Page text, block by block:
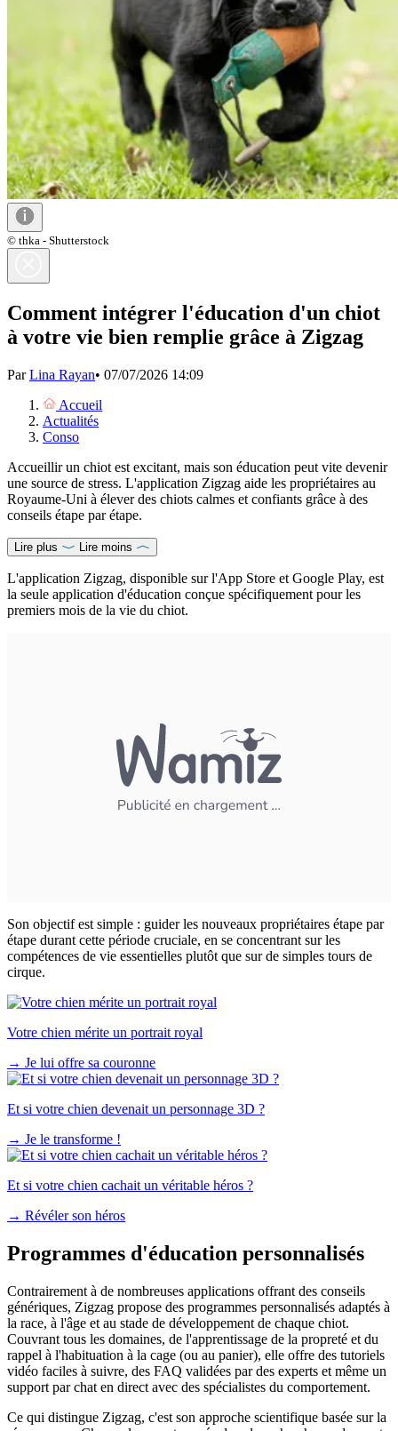
© thka - Shutterstock
Comment intégrer l'éducation d'un chiot
à votre vie bien remplie grâce à Zigzag
ParLina Rayan• 07/07/2026 14:09
Accueil
Actualités
Conso
Accueillir un chiot est excitant, mais son éducation peut vite devenir
une source de stress. L'application Zigzag aide les propriétaires au
Royaume-Uni à élever des chiots calmes et confiants grâce à des
conseils étape par étape.
Lire plus Lire moins
L'application Zigzag, disponible sur l'App Store et Google Play, est
la seule application d'éducation conçue spécifiquement pour les
premiers mois de la vie du chiot.
Son objectif est simple : guider les nouveaux propriétaires étape par
étape durant cette période cruciale, en se concentrant sur les
compétences de vie essentielles plutôt que sur de simples tours de
cirque.
Votre chien mérite un portrait royal
→ Je lui offre sa couronne
Et si votre chien devenait un personnage 3D ?
→ Je le transforme !
Et si votre chien cachait un véritable héros ?
→ Révéler son héros
Programmes d'éducation personnalisés
Contrairement à de nombreuses applications offrant des conseils
génériques, Zigzag propose des programmes personnalisés adaptés à
la race, à l'âge et au stade de développement de chaque chiot.
Couvrant tous les domaines, de l'apprentissage de la propreté et du
rappel à l'habituation à la cage (ou au panier), elle offre des tutoriels
vidéo faciles à suivre, des FAQ validées par des experts et même un
support par chat en direct avec des spécialistes du comportement.
Ce qui distingue Zigzag, c'est son approche scientifique basée sur la